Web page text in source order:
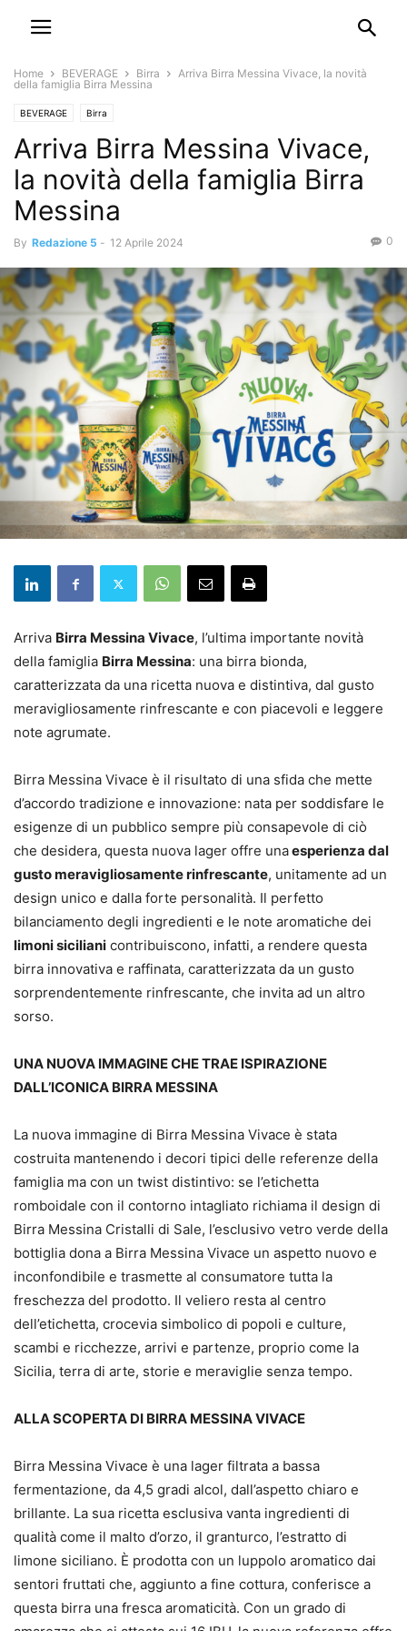
Home BEVERAGE Birra
Arriva Birra Messina Vivace, la novità
della famiglia Birra Messina
BEVERAGE Birra
Arriva Birra Messina Vivace,
la novità della famiglia Birra
Messina
By Redazione 5 - 12 Aprile 2024 0
Arriva Birra Messina Vivace, l’ultima importante novità
della famiglia Birra Messina: una birra bionda,
caratterizzata da una ricetta nuova e distintiva, dal gusto
meravigliosamente rinfrescante e con piacevoli e leggere
note agrumate.
Birra Messina Vivace è il risultato di una sfida che mette
d’accordo tradizione e innovazione: nata per soddisfare le
esigenze di un pubblico sempre più consapevole di ciò
che desidera, questa nuova lager offre unaesperienza dal
gusto meravigliosamente rinfrescante, unitamente ad un
design unico e dalla forte personalità. Il perfetto
bilanciamento degli ingredienti e le note aromatiche dei
limoni siciliani contribuiscono, infatti, a rendere questa
birra innovativa e raffinata, caratterizzata da un gusto
sorprendentemente rinfrescante, che invita ad un altro
sorso.
UNA NUOVA IMMAGINE CHE TRAE ISPIRAZIONE
DALL’ICONICA BIRRA MESSINA
La nuova immagine di Birra Messina Vivace è stata
costruita mantenendo i decori tipici delle referenze della
famiglia ma con un twist distintivo: se l’etichetta
romboidale con il contorno intagliato richiama il design di
Birra Messina Cristalli di Sale, l’esclusivo vetro verde della
bottiglia dona a Birra Messina Vivace un aspetto nuovo e
inconfondibile e trasmette al consumatore tutta la
freschezza del prodotto. Il veliero resta al centro
dell’etichetta, crocevia simbolico di popoli e culture,
scambi e ricchezze, arrivi e partenze, proprio come la
Sicilia, terra di arte, storie e meraviglie senza tempo.
ALLA SCOPERTA DI BIRRA MESSINA VIVACE
Birra Messina Vivace è una lager filtrata a bassa
fermentazione, da 4,5 gradi alcol, dall’aspetto chiaro e
brillante. La sua ricetta esclusiva vanta ingredienti di
qualità come il malto d’orzo, il granturco, l’estratto di
limone siciliano. È prodotta con un luppolo aromatico dai
sentori fruttati che, aggiunto a fine cottura, conferisce a
questa birra una fresca aromaticità. Con un grado di